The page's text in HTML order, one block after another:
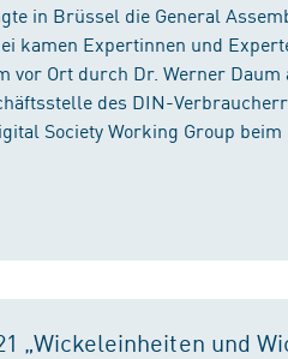
in Brüssel die General
kamen Expertinnen und
Ort durch Dr. Werner
des DIN-
Society Working Group beim
„Wickeleinheiten und